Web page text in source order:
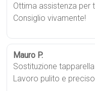
Ottima assistenza per
Consiglio vivamente!
Mauro P.
Sostituzione
Lavoro pulito e preciso.